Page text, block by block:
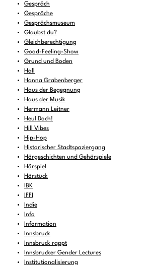
Gespräch
Gespräche
Gesprächsmuseum
Glaubst du?
Gleichberechtigung
Good-Feeling-Show
Grund und Boden
Hall
Hanna Grabenberger
Haus der Begegnung
Haus der Musik
Hermann Leitner
Heul Doch!
Hill Vibes
Hip-Hop
Historischer Stadtspaziergang
Hörgeschichten und Gehörspiele
Hörspiel
Hörstück
IBK
IFFI
Indie
Info
Information
Innsbruck
Innsbruck rappt
Innsbrucker Gender Lectures
Institutionalisierung